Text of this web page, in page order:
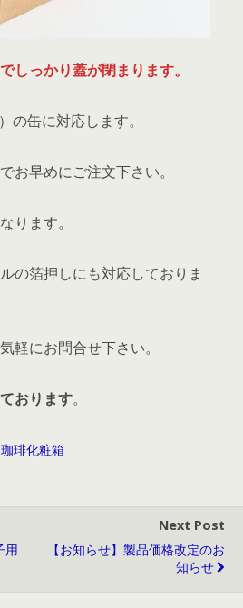
しっかり蓋が閉まります。
の缶に対応します。
お早めにご注文下さい。
ります。
の箔押しにも対応しておりま
軽にお問合せ下さい。
おります。
珈琲化粧箱
用
Next Post
【お知らせ】製品価格改定のお
知らせ